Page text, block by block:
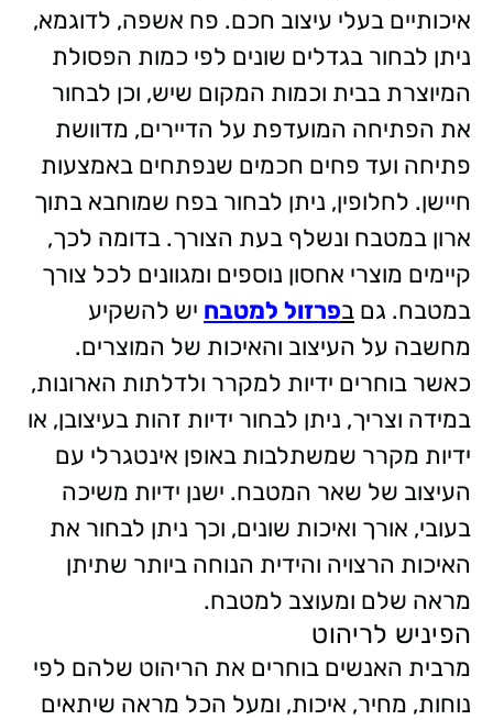
איכותיים בעלי עיצוב חכם. פח אשפה, לדוגמא,
ניתן לבחור בגדלים שונים לפי כמות הפסולת
המיוצרת בבית וכמות המקום שיש, וכן לבחור
את הפתיחה המועדפת על הדיירים, מדוושת
פתיחה ועד פחים חכמים שנפתחים באמצעות
חיישן. לחלופין, ניתן לבחור בפח שמוחבא בתוך
ארון במטבח ונשלף בעת הצורך. בדומה לכך,
קיימים מוצרי אחסון נוספים ומגוונים לכל צורך
במטבח. גם בפרזול למטבח יש להשקיע
מחשבה על העיצוב והאיכות של המוצרים.
כאשר בוחרים ידיות למקרר ולדלתות הארונות,
במידה וצריך, ניתן לבחור ידיות זהות בעיצובן, או
ידיות מקרר שמשתלבות באופן אינטגרלי עם
העיצוב של שאר המטבח. ישנן ידיות משיכה
בעובי, אורך ואיכות שונים, וכך ניתן לבחור את
האיכות הרצויה והידית הנוחה ביותר שתיתן
מראה שלם ומעוצב למטבח.
הפיניש לריהוט
מרבית האנשים בוחרים את הריהוט שלהם לפי
נוחות, מחיר, איכות, ומעל הכל מראה שיתאים